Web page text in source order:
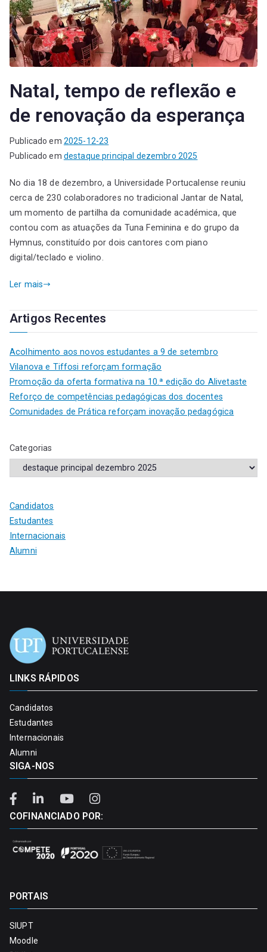
Natal, tempo de reflexão e
de renovação da esperança
Publicado em 2025-12-23
Publicado em destaque principal dezembro 2025
No dia 18 de dezembro, a Universidade Portucalense reuniu
cerca de 230 colaboradores no tradicional Jantar de Natal,
um momento de partilha da comunidade académica, que
contou com as atuações da Tuna Feminina e do grupo da
Hymnus, constituído por dois cantores com piano
digital/teclado e violino.
Ler mais
Artigos Recentes
Acolhimento aos novos estudantes a 9 de setembro
Vilanova e Tiffosi reforçam formação
Promoção da oferta formativa na 10.ª edição do Alivetaste
Reforço de competências pedagógicas dos docentes
Comunidades de Prática reforçam inovação pedagógica
Categorias
Candidatos
Estudantes
Internacionais
Alumni
LINKS RÁPIDOS
Candidatos
Estudantes
Internacionais
Alumni
SIGA-NOS
COFINANCIADO POR:
PORTAIS
SIUPT
Moodle